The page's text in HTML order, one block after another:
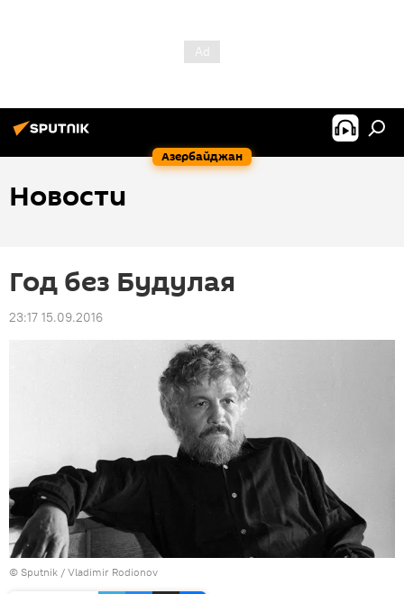
Азербайджан
Новости
Год без Будулая
23:17 15.09.2016
© Sputnik / Vladimir Rodionov